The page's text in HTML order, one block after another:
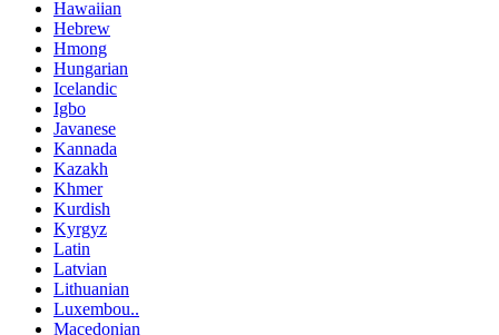
Hawaiian
Hebrew
Hmong
Hungarian
Icelandic
Igbo
Javanese
Kannada
Kazakh
Khmer
Kurdish
Kyrgyz
Latin
Latvian
Lithuanian
Luxembou..
Macedonian